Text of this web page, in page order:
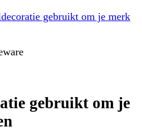
gebruikt om je merk
gebruikt om je